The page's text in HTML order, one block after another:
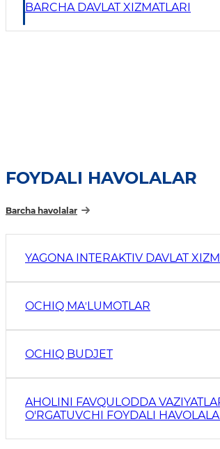
BARCHA DAVLAT XIZMATLARI
FOYDALI HAVOLALAR
Barcha havolalar
YAGONA INTERAKTIV DAVLAT
OCHIQ MAʼLUMOTLAR
OCHIQ BUDJET
AHOLINI FAVQULODDA
O'RGATUVCHI FOYDALI